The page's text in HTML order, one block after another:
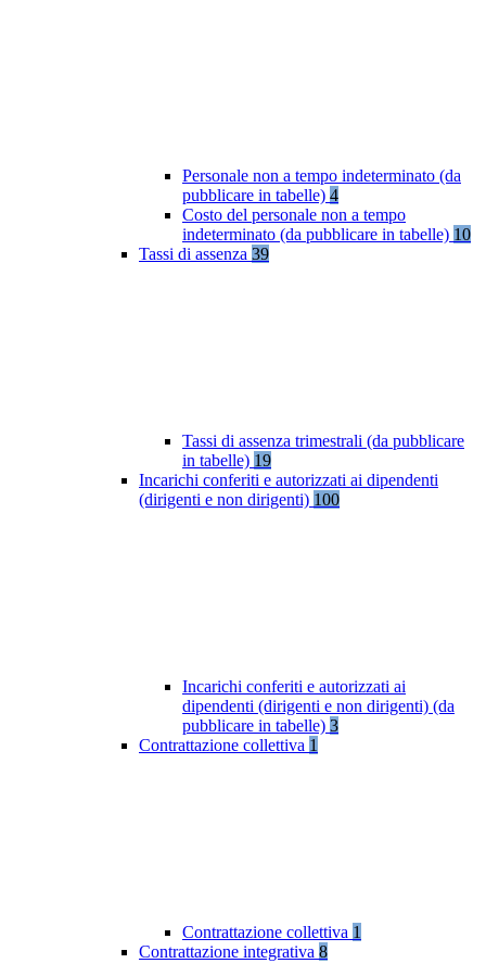
Personale non a tempo indeterminato (da
pubblicare in tabelle) 4
Costo del personale non a tempo
indeterminato (da pubblicare in tabelle) 10
Tassi di assenza 39
Tassi di assenza trimestrali (da pubblicare
in tabelle) 19
Incarichi conferiti e autorizzati ai dipendenti
(dirigenti e non dirigenti) 100
Incarichi conferiti e autorizzati ai
dipendenti (dirigenti e non dirigenti) (da
pubblicare in tabelle) 3
Contrattazione collettiva 1
Contrattazione collettiva 1
Contrattazione integrativa 8